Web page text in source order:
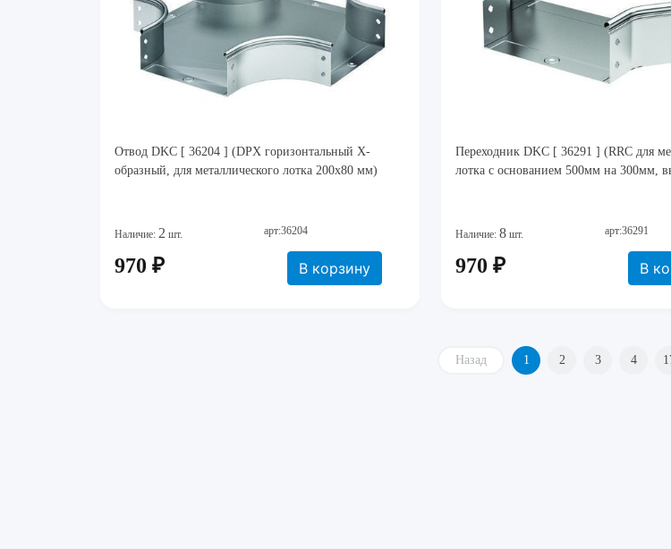
Отвод DKC [ 36204 ] (DPX горизонтальный X-
образный, для металлического лотка 200х80 мм)
Наличие: 2 шт. арт:36204
970 ₽ В корзину
Переходник DKC [ 36291 ] (RRC для
лотка с основанием 500мм на 300мм,
Наличие:8 шт. арт:36291
970 ₽ В
Назад 1 2 3 4